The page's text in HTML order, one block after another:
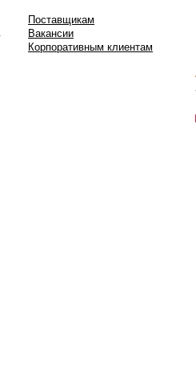
Поставщикам
Вакансии
Корпоративным клиентам